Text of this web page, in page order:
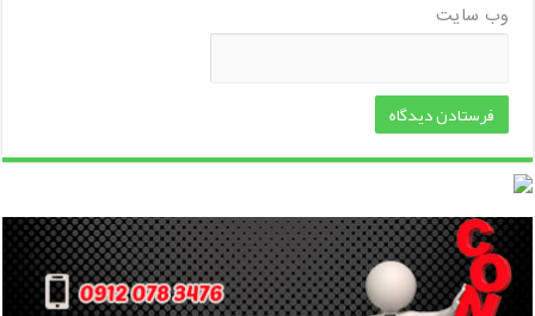
وب‌ سایت